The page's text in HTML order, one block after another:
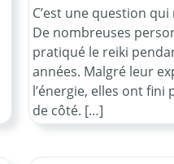
C’est une question
De nombreuses
pratiqué le reiki
années. Malgré leur
l’énergie, elles ont fini
de côté. […]